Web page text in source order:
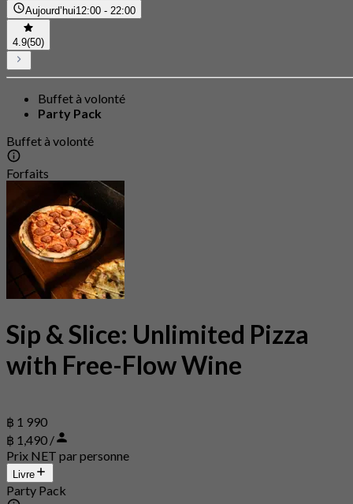
Aujourd’hui12:00 - 22:00
4.9(50)
Buffet à volonté
Party Pack
Buffet à volonté
Forfaits
Sip & Slice: Unlimited Pizza
with Free-Flow Wine
฿ 1 990
฿ 1,490 /
Prix NET par personne
Livre
Party Pack